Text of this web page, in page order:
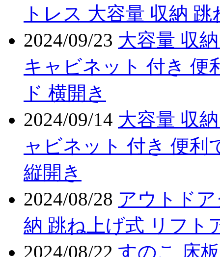
トレス 大容量 収納
2024/09/23 大容量 収
キャビネット 付き 便
ド 横開き
2024/09/14 大容量 収
ャビネット 付き 便利
縦開き
2024/08/28 アウトド
納 跳ね上げ式 リフト
2024/08/22 すのこ 床